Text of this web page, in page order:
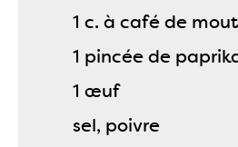
1 c. à café de
1 pincée de
1 œuf
sel, poivre